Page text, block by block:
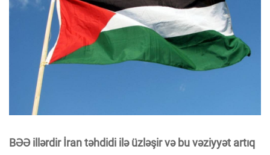
BƏƏ illərdir İran təhdidi ilə üzləşir və bu vəziyyət artıq